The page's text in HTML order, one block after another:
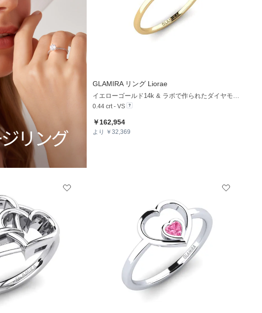
+36
GLAMIRAリング Liorae
イエローゴールド14k & ラボで作られたダイヤモンド
0.44 crt - VS
￥162,954
より ￥32,369